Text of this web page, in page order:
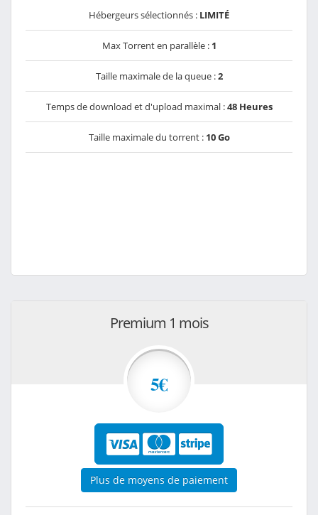
Hébergeurs sélectionnés : LIMITÉ
Max Torrent en parallèle : 1
Taille maximale de la queue :2
Temps de download et d'upload maximal :48 Heures
Taille maximale du torrent : 10 Go
Premium 1 mois
5€
Plus de moyens de paiement